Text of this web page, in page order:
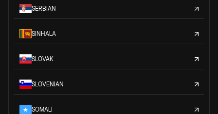
SERBIAN
SINHALA
SLOVAK
SLOVENIAN
SOMALI